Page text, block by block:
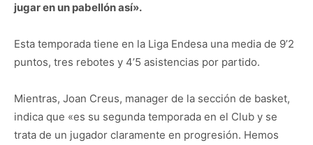
jugar en un pabellón así».
Esta temporada tiene en la Liga Endesa una media de 9’2
puntos, tres rebotes y 4’5 asistencias por partido.
Mientras, Joan Creus, manager de la sección de basket,
indica que «es su segunda temporada en el Club y se
trata de un jugador claramente en progresión. Hemos